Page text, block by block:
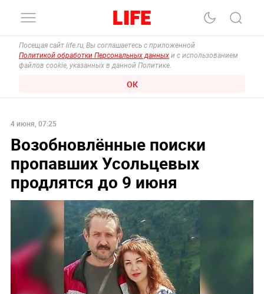
Посещая сайт life.ru, Вы соглашаетесь с приложенной
Политикой обработки Персональных данных и с использованием
файлов cookie, указанных в данной Политике.
ОК
4 июня, 07:25
Возобновлённые поиски
пропавших Усольцевых
продлятся до 9 июня